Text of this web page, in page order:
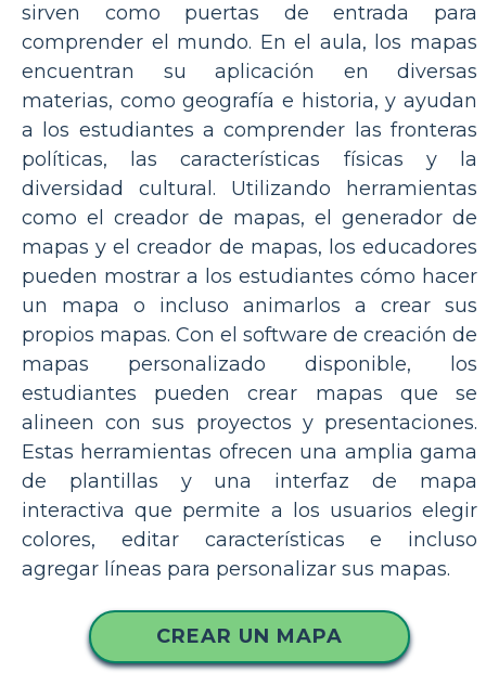
sirven como puertas de entrada para
comprender el mundo. En el aula, los mapas
encuentran su aplicación en diversas
materias, como geografía e historia, y ayudan
a los estudiantes a comprender las fronteras
políticas, las características físicas y la
diversidad cultural. Utilizando herramientas
como el creador de mapas, el generador de
mapas y el creador de mapas, los educadores
pueden mostrar a los estudiantes cómo hacer
un mapa o incluso animarlos a crear sus
propios mapas. Con el software de creación de
mapas personalizado disponible, los
estudiantes pueden crear mapas que se
alineen con sus proyectos y presentaciones.
Estas herramientas ofrecen una amplia gama
de plantillas y una interfaz de mapa
interactiva que permite a los usuarios elegir
colores, editar características e incluso
agregar líneas para personalizar sus mapas.
CREAR UN MAPA